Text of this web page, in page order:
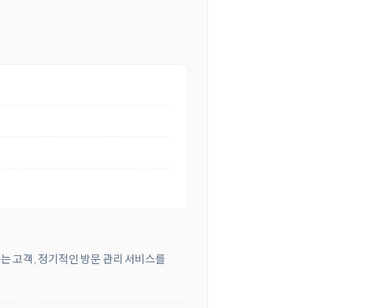
고객, 정기적인 방문 관리 서비스를